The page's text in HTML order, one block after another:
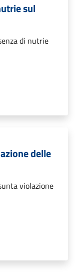
sul
di nutrie
delle
violazione